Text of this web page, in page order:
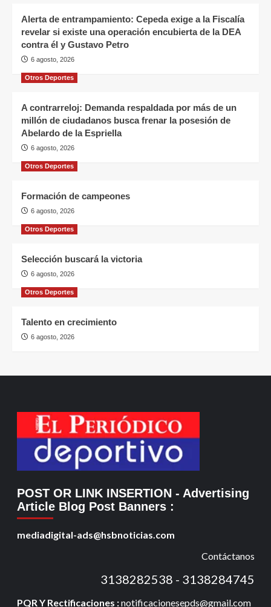
Alerta de entrampamiento: Cepeda exige a la Fiscalía
revelar si existe una operación encubierta de la DEA
contra él y Gustavo Petro
6 agosto, 2026
Otros Deportes
A contrarreloj: Demanda respaldada por más de un
millón de ciudadanos busca frenar la posesión de
Abelardo de la Espriella
6 agosto, 2026
Otros Deportes
Formación de campeones
6 agosto, 2026
Otros Deportes
Selección buscará la victoria
6 agosto, 2026
Otros Deportes
Talento en crecimiento
6 agosto, 2026
POST OR LINK INSERTION - Advertising
Article Blog Post Banners :
mediadigital-ads@hsbnoticias.com
Contáctanos
3138282538 - 3138284745
PQR Y Rectificaciones :notificacionesepds@gmail.com